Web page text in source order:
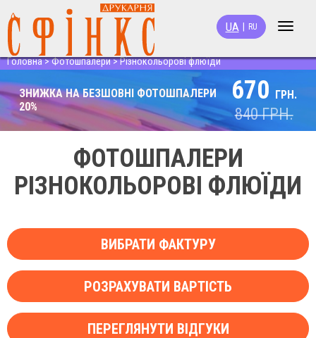
Toggle
UA RU
Головна>Фотошпалери>Різнокольорові флюїди
ЗНИЖКА НА БЕЗШОВНІ ФОТОШПАЛЕРИ
20%
670 ГРН.
840ГРН.
ФОТОШПАЛЕРИ
РІЗНОКОЛЬОРОВІ ФЛЮЇДИ
ВИБРАТИ ФАКТУРУ
РОЗРАХУВАТИ ВАРТІСТЬ
ПЕРЕГЛЯНУТИ ВІДГУКИ